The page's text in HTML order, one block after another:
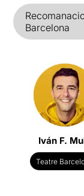
Barcelona
Iván F.
Teatre